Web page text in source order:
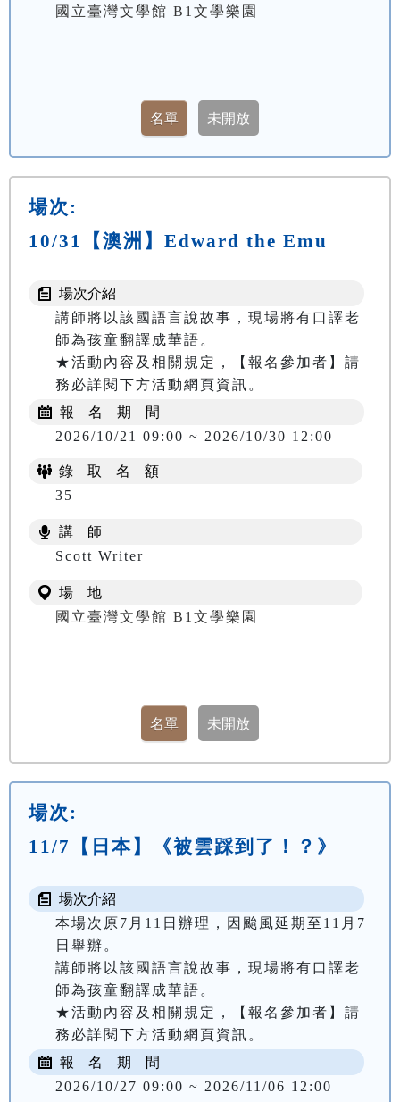
國立臺灣文學館 B1文學樂園
場次:
10/31【澳洲】Edward the Emu
場次介紹
講師將以該國語言說故事，現場將有口譯老
師為孩童翻譯成華語。
★活動內容及相關規定，【報名參加者】請
務必詳閱下方活動網頁資訊。
報 名 期 間
2026/10/21 09:00 ~ 2026/10/30 12:00
錄 取 名 額
35
講 師
Scott Writer
場 地
國立臺灣文學館 B1文學樂園
場次:
11/7【日本】《被雲踩到了！？》
場次介紹
本場次原7月11日辦理，因颱風延期至11月7
日舉辦。
講師將以該國語言說故事，現場將有口譯老
師為孩童翻譯成華語。
★活動內容及相關規定，【報名參加者】請
務必詳閱下方活動網頁資訊。
報 名 期 間
2026/10/27 09:00 ~ 2026/11/06 12:00